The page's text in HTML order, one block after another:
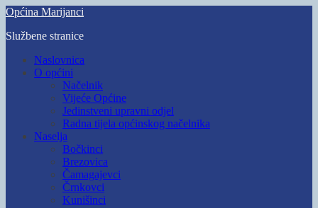
Skip
main
Općina Marijanci
Službene stranice
Toggle
mobile
Naslovnica
O općini
Načelnik
Vijeće Općine
Jedinstveni upravni odjel
Radna tijela općinskog načelnika
Naselja
Bočkinci
Brezovica
Čamagajevci
Črnkovci
Kunišinci